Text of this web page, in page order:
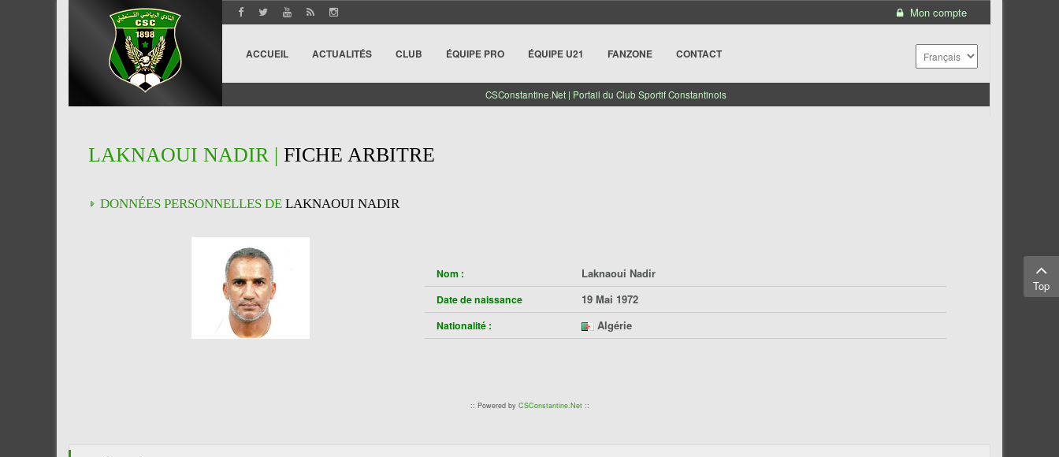
Mon compte
ACCUEIL ACTUALITÉS CLUB ÉQUIPE PRO ÉQUIPE U21 FANZONE CONTACT
CSConstantine.Net | Portail du Club Sportif Constantinois
LAKNAOUI NADIR | FICHE ARBITRE
DONNÉES PERSONNELLES DE LAKNAOUI NADIR
Nom : Laknaoui Nadir
Date de naissance 19 Mai 1972
Nationalité : Algérie
:: Powered by CSConstantine.Net::
Top